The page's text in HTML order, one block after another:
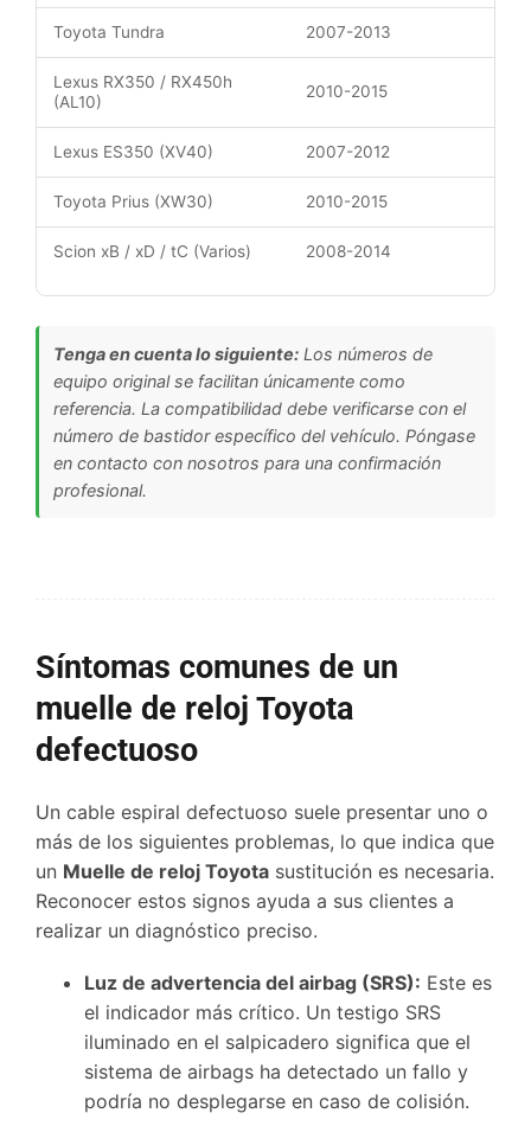
Toyota Tundra 2007-2013
Lexus RX350 / RX450h
(AL10)
2010-2015
Lexus ES350 (XV40) 2007-2012
Toyota Prius (XW30) 2010-2015
Scion xB / xD / tC (Varios) 2008-2014
Tenga en cuenta lo siguiente: Los números de
equipo original se facilitan únicamente como
referencia. La compatibilidad debe verificarse con el
número de bastidor específico del vehículo. Póngase
en contacto con nosotros para una confirmación
profesional.
Síntomas comunes de un
muelle de reloj Toyota
defectuoso
Un cable espiral defectuoso suele presentar uno o
más de los siguientes problemas, lo que indica que
un Muelle de reloj Toyota sustitución es necesaria.
Reconocer estos signos ayuda a sus clientes a
realizar un diagnóstico preciso.
Luz de advertencia del airbag (SRS): Este es
el indicador más crítico. Un testigo SRS
iluminado en el salpicadero significa que el
sistema de airbags ha detectado un fallo y
podría no desplegarse en caso de colisión.